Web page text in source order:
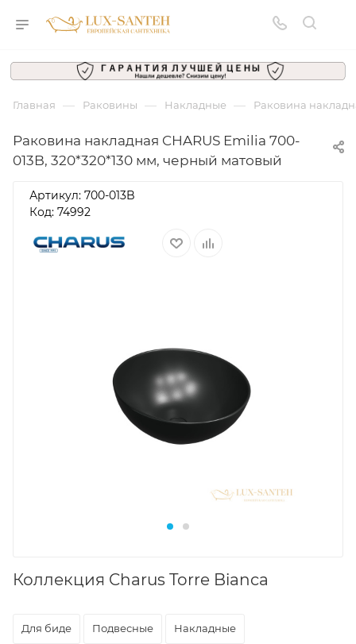
Главная — Раковины — Накладные — Раковина
Раковина накладная CHARUS Emilia 700-
013B, 320*320*130 мм, черный матовый
Артикул: 700-013B
Код: 74992
Коллекция Charus Torre Bianca
Для биде Подвесные Накладные